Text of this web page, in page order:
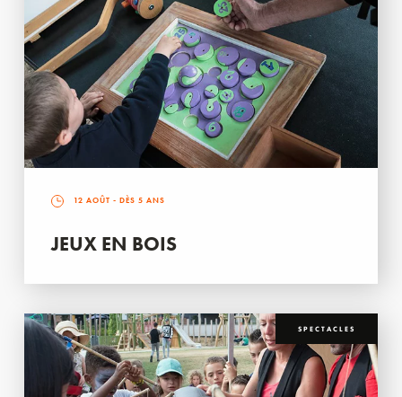
12 AOÛT - DÈS 5 ANS
JEUX EN BOIS
SPECTACLES